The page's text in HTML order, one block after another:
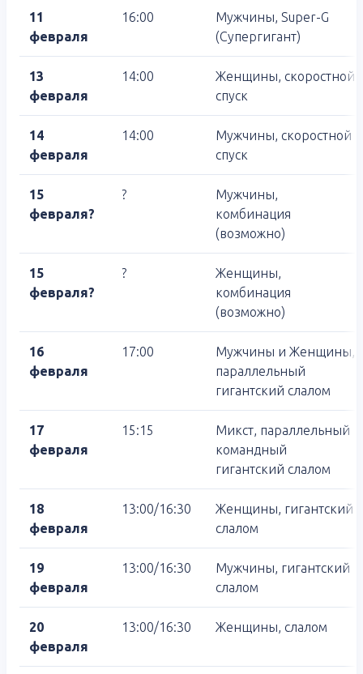
11
февраля
16:00
Мужчины, Super-G
(Супергигант)
13
февраля
14:00
Женщины, скоростной
спуск
14
февраля
14:00
Мужчины, скоростной
спуск
15
февраля?
?
Мужчины,
комбинация
(возможно)
15
февраля?
?
Женщины,
комбинация
(возможно)
16
февраля
17:00
Мужчины и Женщины,
параллельный
гигантский слалом
17
февраля
15:15
Микст, параллельный
командный
гигантский слалом
18
февраля
13:00/16:30
Женщины, гигантский
слалом
19
февраля
13:00/16:30
Мужчины, гигантский
слалом
20
февраля
13:00/16:30 Женщины, слалом